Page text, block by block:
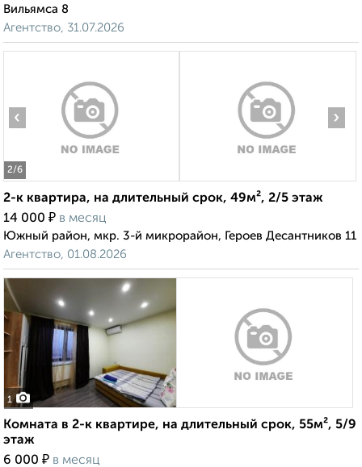
Вильямса 8
Агентство, 31.07.2026
2/6
‹ ›
2-к квартира, на длительный срок, 49м², 2/5 этаж
14 000 ₽ в месяц
Южный район, мкр. 3-й микрорайон, Героев Десантников 11
Агентство, 01.08.2026
1
Комната в 2-к квартире, на длительный срок, 55м², 5/9
этаж
6 000 ₽ в месяц